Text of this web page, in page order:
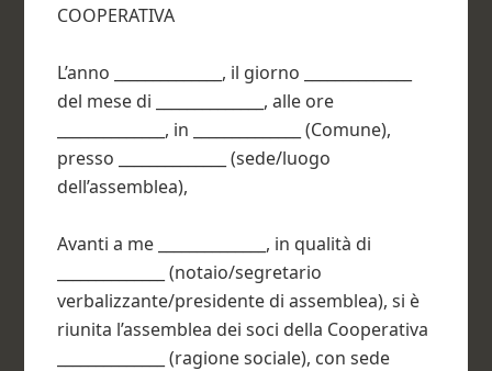
COOPERATIVA
L’anno ______________, il giorno ______________
del mese di ______________, alle ore
______________, in ______________ (Comune),
presso ______________ (sede/luogo
dell’assemblea),
Avanti a me ______________, in qualità di
______________ (notaio/segretario
verbalizzante/presidente di assemblea), si è
riunita l’assemblea dei soci della Cooperativa
______________ (ragione sociale), con sede